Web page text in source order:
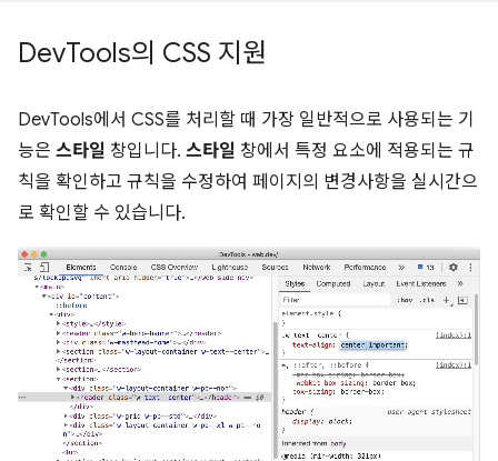
DevTools의 CSS 지원
DevTools에서 CSS를 처리할 때 가장 일반적으로 사용되는 기
능은 스타일 창입니다. 스타일 창에서 특정 요소에 적용되는 규
칙을 확인하고 규칙을 수정하여 페이지의 변경사항을 실시간으
로 확인할 수 있습니다.